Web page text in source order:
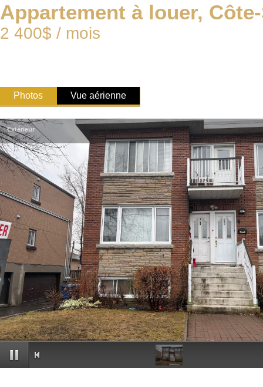
Appartement à louer,
2 400$ / mois
Photos Vue aérienne
Extérieur